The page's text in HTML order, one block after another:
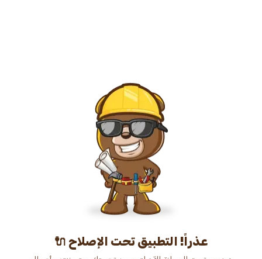
عذراً! التطبيق تحت الإصلاح 🔌